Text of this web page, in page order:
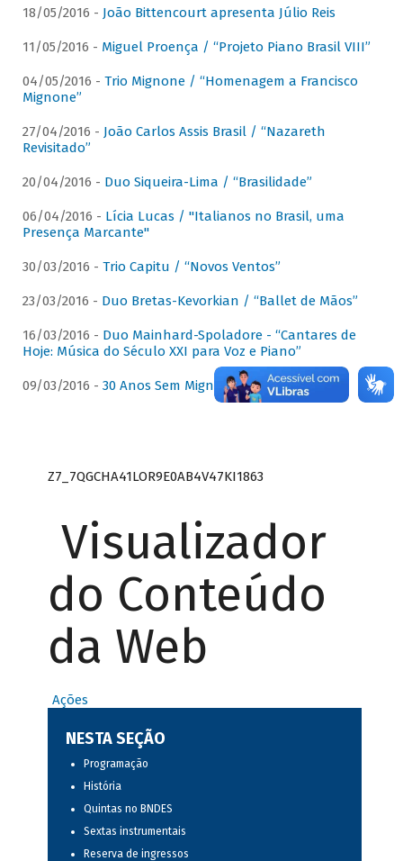
18/05/2016 - João Bittencourt apresenta Júlio Reis
11/05/2016 - Miguel Proença / “Projeto Piano Brasil VIII”
04/05/2016 - Trio Mignone / “Homenagem a Francisco
Mignone”
27/04/2016 - João Carlos Assis Brasil / “Nazareth
Revisitado”
20/04/2016 - Duo Siqueira-Lima / “Brasilidade”
06/04/2016 - Lícia Lucas / "Italianos no Brasil, uma
Presença Marcante"
30/03/2016 - Trio Capitu / “Novos Ventos”
23/03/2016 - Duo Bretas-Kevorkian / “Ballet de Mãos”
16/03/2016 - Duo Mainhard-Spoladore - “Cantares de
Hoje: Música do Século XXI para Voz e Piano”
09/03/2016 - 30 Anos Sem Mignone
Z7_7QGCHA41LOR9E0AB4V47KI1863
Visualizador
do Conteúdo
da Web
Ações
NESTA SEÇÃO
Programação
História
Quintas no BNDES
Sextas instrumentais
Reserva de ingressos